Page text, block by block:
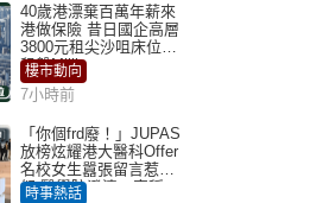
40歲港漂棄百萬年薪來
港做保險 昔日國企高層
3800元租尖沙咀床位｜
租盤Million
樓市動向
7小時前
「你個frd廢！」JUPAS
放榜炫耀港大醫科Offer
名校女生囂張留言惹眾
怒 醫學院澄清：宣稱
時事熱話